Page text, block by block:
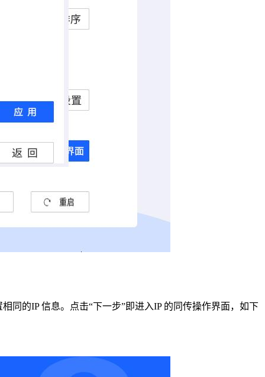
相同的IP信息。点击“下一步”即进入IP 的同传操作界面，如下